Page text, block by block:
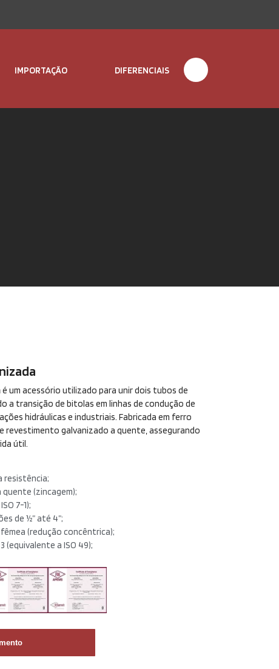
IMPORTAÇÃO DIFERENCIAIS
é um acessório utilizado para unir dois tubos de
a transição de bitolas em linhas de condução de
hidráulicas e industriais. Fabricada em ferro
revestimento galvanizado a quente, assegurando
útil.
resistência;
quente (zincagem);
7-1);
de ½” até 4”;
(redução concêntrica);
(equivalente a ISO 49);